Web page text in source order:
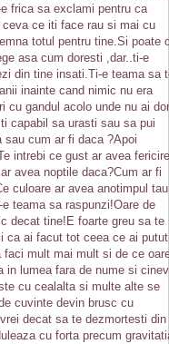
frica sa exclami pentru ca
ce iti face rau si mai cu
totul pentru tine.Si poate
asa cum doresti ,dar..ti-e
din tine insati.Ti-e teama sa
inainte cand nimic nu era
cu gandul acolo unde nu ai
capabil sa urasti sau sa pui
cum ar fi daca ?Apoi
intrebi ce gust ar avea
avea noptile daca?Cum ar fi
culoare ar avea anotimpul tau
teama sa raspunzi!Oare de
decat tine!E foarte greu sa te
ca ai facut tot ceea ce ai putut
mult mai mult si de ce
in lumea fara de nume si
cu cealalta si multe alte se
cuvinte devin brusc cu
decat sa te dezmortesti din
cu forta precum